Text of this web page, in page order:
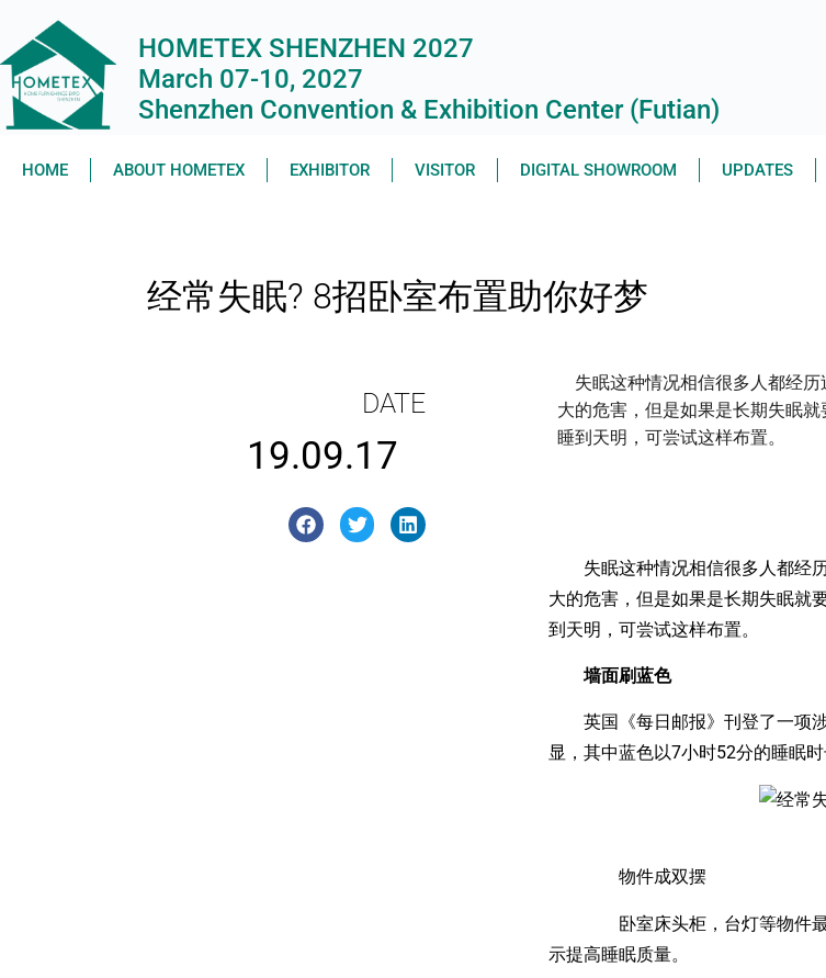
HOMETEX SHENZHEN 2027
March 07-10, 2027
Shenzhen Convention & Exhibition Center (Futian)
HOME ABOUT HOMETEX EXHIBITOR VISITOR DIGITAL SHOWROOM UPDATES
经常失眠? 8招卧室布置助你好梦
DATE
19.09.17
失眠这种情况相信很多人都经历
大的危害，但是如果是长期失眠
睡到天明，可尝试这样布置。
失眠这种情况相信很多人都经历
大的危害，但是如果是长期失眠就
到天明，可尝试这样布置。
墙面刷蓝色
英国《每日邮报》刊登了一项涉
显，其中蓝色以7小时52分的睡眠
8
物件成双摆
卧室床头柜，台灯等物件最好
示提高睡眠质量。